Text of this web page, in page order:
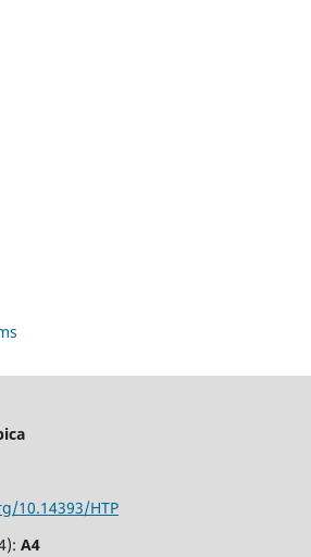
10.14393/HTP
A4